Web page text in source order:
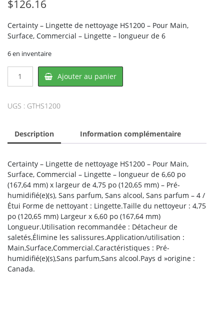
$126.16
Certainty – Lingette de nettoyage HS1200 – Pour Main,
Surface, Commercial – Lingette – longueur de 6
6 en inventaire
HS1200,
Ajouter au panier
UGS : GTHS1200
Description Information complémentaire
Certainty – Lingette de nettoyage HS1200 – Pour Main,
Surface, Commercial – Lingette – longueur de 6,60 po
(167,64 mm) x largeur de 4,75 po (120,65 mm) – Pré-
humidifié(e)(s), Sans parfum, Sans alcool, Sans parfum – 4 /
Étui Forme de nettoyant : Lingette.Taille du nettoyeur : 4,75
po (120,65 mm) Largeur x 6,60 po (167,64 mm)
Longueur.Utilisation recommandée : Détacheur de
saletés,Élimine les salissures.Application/utilisation :
Main,Surface,Commercial.Caractéristiques : Pré-
humidifié(e)(s),Sans parfum,Sans alcool.Pays d »origine :
Canada.